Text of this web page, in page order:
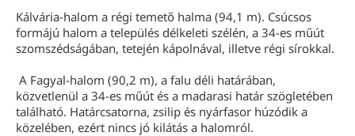
Kálvária-halom a régi temető halma (94,1 m). Csúcsos
formájú halom a település délkeleti szélén, a 34-es műút
szomszédságában, tetején kápolnával, illetve régi sírokkal.
A Fagyal-halom (90,2 m), a falu déli határában,
közvetlenül a 34-es műút és a madarasi határ szögletében
található. Határcsatorna, zsilip és nyárfasor húzódik a
közelében, ezért nincs jó kilátás a halomról.